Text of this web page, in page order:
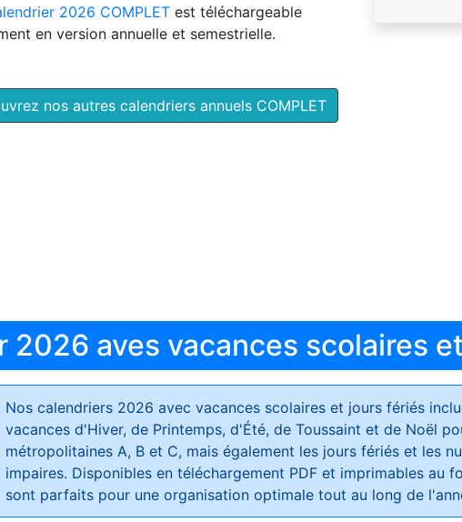
2026 COMPLET est téléchargeable
en version annuelle et semestrielle.
nos autres calendriers annuels COMPLET
2026 aves vacances scolaires
Nos calendriers 2026 avec vacances scolaires et jours fériés
vacances d'Hiver, de Printemps, d'Été, de Toussaint et de Noël
métropolitaines A, B et C, mais également les jours fériés et les
impaires. Disponibles en téléchargement PDF et imprimables au
sont parfaits pour une organisation optimale tout au long de